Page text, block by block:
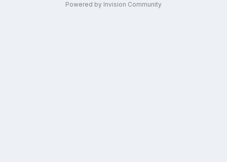
Powered by Invision Community